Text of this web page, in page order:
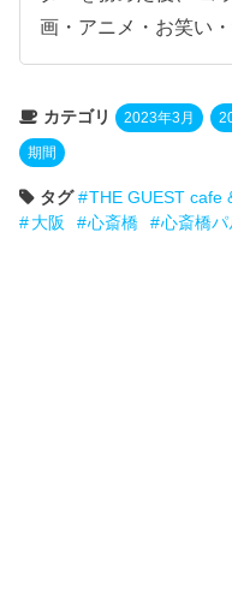
画・アニメ・お笑い
カテゴリ 2023年3月
期間
タグ THE GUEST cafe
大阪
心斎橋 心斎橋パ